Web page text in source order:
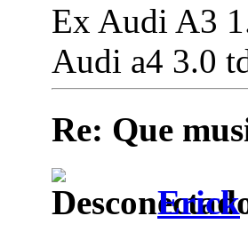
Ex Audi A3
Audi a4 3.0
Re: Que
Erick